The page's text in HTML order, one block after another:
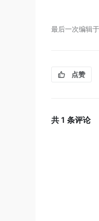
最后一次编辑于
点赞
共 1 条评论